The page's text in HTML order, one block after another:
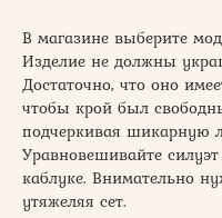
В магазине выберите
Изделие не должны
Достаточно, что оно
чтобы крой был
подчеркивая шикарную
Уравновешивайте
каблуке. Внимательно
утяжеляя сет.